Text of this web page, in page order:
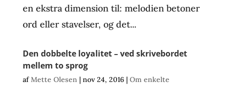
en ekstra dimension til: melodien betoner
ord eller stavelser, og det...
Den dobbelte loyalitet – ved skrivebordet
mellem to sprog
afMette Olesen| nov 24, 2016| Om enkelte